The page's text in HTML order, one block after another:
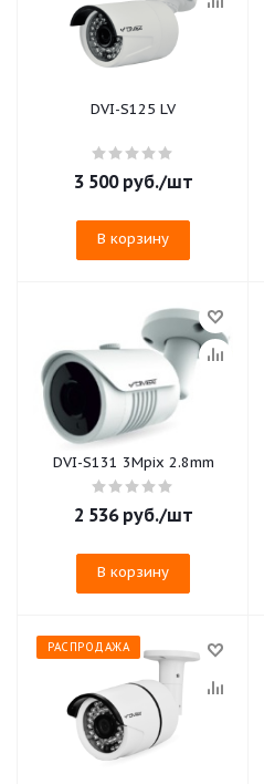
DVI-S125 LV
3 500руб./шт
В корзину
DVI-S131 3Mpix 2.8mm
2 536руб./шт
В корзину
РАСПРОДАЖА